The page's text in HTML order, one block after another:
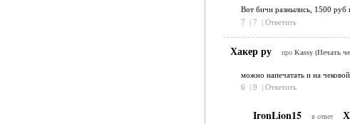
Вот бичи разнылись, 1500 руб
7
| 7 | Ответить
Хакер ру про Kassy (Печать
можно напечатать и на
6
| 9 | Ответить
IronLion15 в ответ